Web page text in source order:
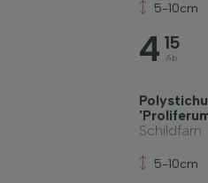
5-10cm
4 15
Ab
Schildfarn
5-10cm